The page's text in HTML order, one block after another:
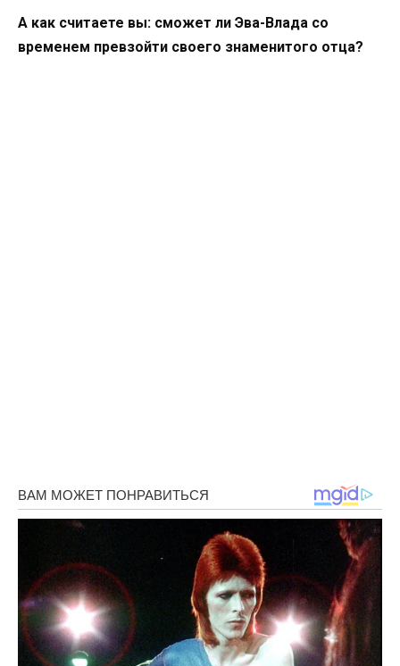
А как считаете вы: сможет ли Эва-Влада со
временем превзойти своего знаменитого отца?